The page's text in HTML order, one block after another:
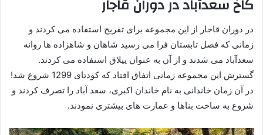
کاخ سعدآباد در دوران قاجار
در دوران قاجار از این مجموعه برای تفریح استفاده می کردند و
زمانی که فصل تابستان فرا می رسید شاهان و شاهزاده ها روانه
سعدآباد می شدند و از آن به عنوان ییلاق استفاده می کردند.
گسترش این مجموعه زمانی اتفاق افتاد که کودتای 1299 شروع شد!
در آن زمان خاندانی به نام خاندان اکبری، سعد آباد را تصرف کردند و
شروع به ساخت بناها و عمارت های بیشتری نمودند.